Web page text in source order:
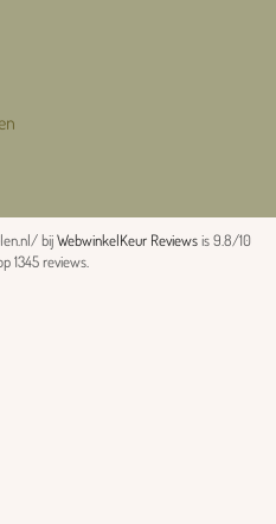
bijWebwinkelKeur Reviewsis 9.8/10
1345 reviews.